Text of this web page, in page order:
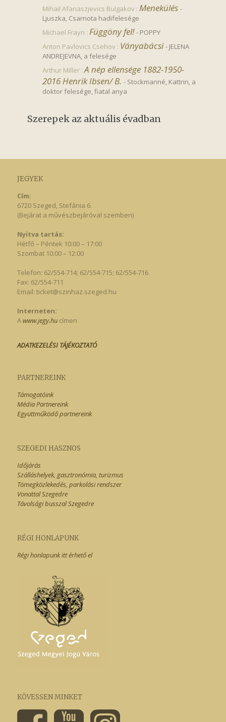
Mihail Afanaszjevics Bulgakov : Menekülés -
Ljuszka, Csarnota hadifelesége
Michael Frayn : Függöny fel! - POPPY
Anton Pavlovics Csehov : Ványabácsi - JELENA
ANDREJEVNA, a felesége
Arthur Miller :A nép ellensége 1882-1950-
2016 Henrik Ibsen/ B. - Stockmanné, Kattrin, a
doktor felesége, fiatal anya
Szerepek az aktuális évadban
JEGYEK
Cím:
6720 Szeged, Stefánia 6.
(Bejárat a művészbejáróval szemben)
Nyitva tartás:
Hétfő – Péntek 10:00 – 17:00
Szombat 10:00 – 12:00
Telefon: 62/554-714; 62/554-715; 62/554-716
Fax: 62/554-711
Email: ticket@szinhaz.szeged.hu
Interneten:
Awww.jegy.hucímen
ADATKEZELÉSI TÁJÉKOZTATÓ
PARTNEREINK
Támogatóink
Média Partnereink
Együttműködő partnereink
SZEGEDI HASZNOS
Időjárás
Szálláshelyek, gasztronómia, turizmus
Tömegközlekedés, parkolási rendszer
Vonattal Szegedre
Távolsági busszal Szegedre
RÉGI HONLAPUNK
Régi honlapunk itt érhető el
KÖVESSEN MINKET